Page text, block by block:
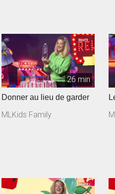
26 min
Donner au lieu de garder
MLKids Family